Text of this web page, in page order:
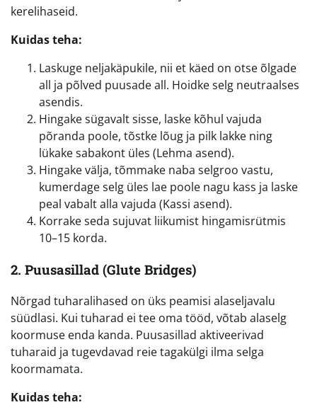
kerelihaseid.
Kuidas teha:
Laskuge neljakäpukile, nii et käed on otse õlgade
all ja põlved puusade all. Hoidke selg neutraalses
asendis.
Hingake sügavalt sisse, laske kõhul vajuda
põranda poole, tõstke lõug ja pilk lakke ning
lükake sabakont üles (Lehma asend).
Hingake välja, tõmmake naba selgroo vastu,
kumerdage selg üles lae poole nagu kass ja laske
peal vabalt alla vajuda (Kassi asend).
Korrake seda sujuvat liikumist hingamisrütmis
10–15 korda.
2. Puusasillad (Glute Bridges)
Nõrgad tuharalihased on üks peamisi alaseljavalu
süüdlasi. Kui tuharad ei tee oma tööd, võtab alaselg
koormuse enda kanda. Puusasillad aktiveerivad
tuharaid ja tugevdavad reie tagakülgi ilma selga
koormamata.
Kuidas teha: